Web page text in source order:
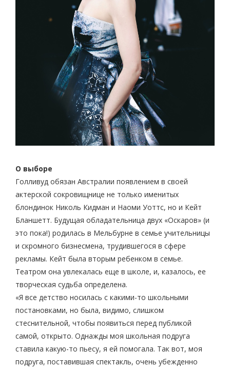
О выборе
Голливуд обязан Австралии появлением в своей
актерской сокровищнице не только именитых
блондинок Николь Кидман и Наоми Уоттс, но и Кейт
Бланшетт. Будущая обладательница двух «Оскаров» (и
это пока!) родилась в Мельбурне в семье учительницы
и скромного бизнесмена, трудившегося в сфере
рекламы. Кейт была вторым ребенком в семье.
Театром она увлекалась еще в школе, и, казалось, ее
творческая судьба определена.
«Я все детство носилась с какими-то школьными
постановками, но была, видимо, слишком
стеснительной, чтобы появиться перед публикой
самой, открыто. Однажды моя школьная подруга
ставила какую-то пьесу, я ей помогала. Так вот, моя
подруга, поставившая спектакль, очень убежденно